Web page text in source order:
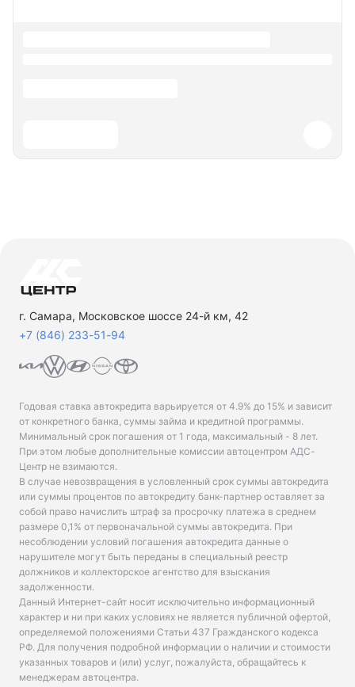
г. Самара, Московское шоссе 24-й км, 42
+7 (846) 233-51-94
Годовая ставка автокредита варьируется от 4.9% до 15% и зависит
от конкретного банка, суммы займа и кредитной программы.
Минимальный срок погашения от 1 года, максимальный - 8 лет.
При этом любые дополнительные комиссии автоцентром АДС-
Центр не взимаются.
В случае невозвращения в условленный срок суммы автокредита
или суммы процентов по автокредиту банк-партнер оставляет за
собой право начислить штраф за просрочку платежа в среднем
размере 0,1% от первоначальной суммы автокредита. При
несоблюдении условий погашения автокредита данные о
нарушителе могут быть переданы в специальный реестр
должников и коллекторское агентство для взыскания
задолженности.
Данный Интернет-сайт носит исключительно информационный
характер и ни при каких условиях не является публичной офертой,
определяемой положениями Статьи 437 Гражданского кодекса
РФ. Для получения подробной информации о наличии и стоимости
указанных товаров и (или) услуг, пожалуйста, обращайтесь к
менеджерам автоцентра.